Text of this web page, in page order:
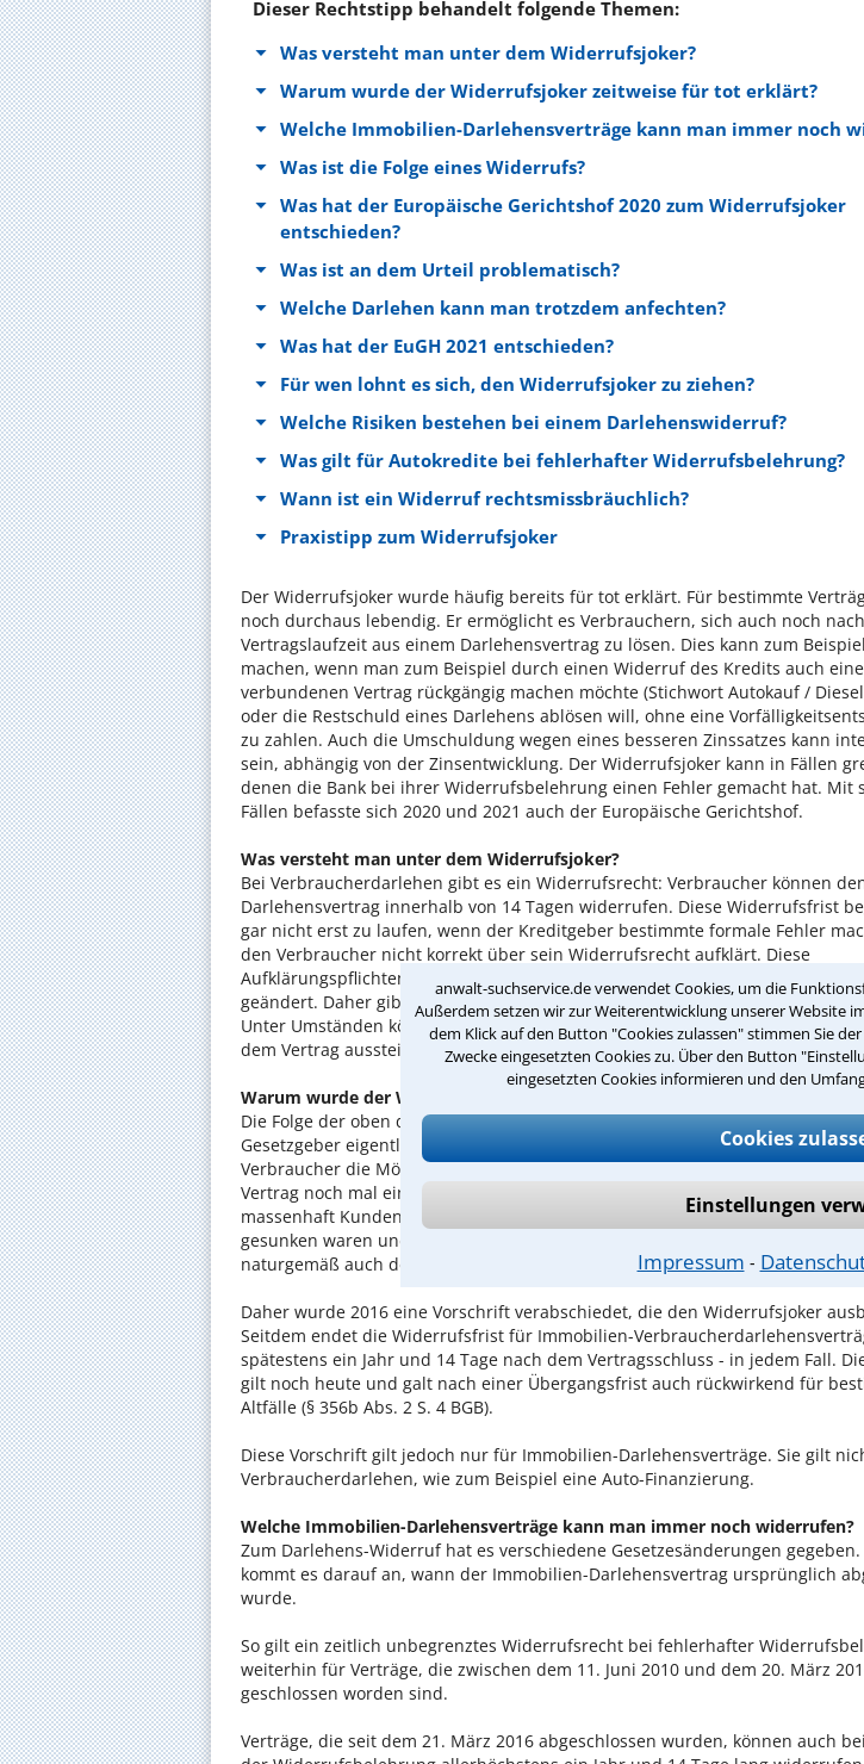
anwalt-suchservice.de verwendet Cookies, um die
Außerdem setzen wir zur Weiterentwicklung unserer Website
dem Klick auf den Button "Cookies zulassen" stimmen Sie
Zwecke eingesetzten Cookies zu. Über den Button
eingesetzten Cookies informieren und den
Cookies
Einstellungen
Impressum ⁃
Dieser Rechtstipp behandelt folgende Themen:
Was versteht man unter dem Widerrufsjoker?
Warum wurde der Widerrufsjoker zeitweise für tot erklärt?
Welche Immobilien-Darlehensverträge kann man immer noch
Was ist die Folge eines Widerrufs?
Was hat der Europäische Gerichtshof 2020 zum Widerrufsjoker
entschieden?
Was ist an dem Urteil problematisch?
Welche Darlehen kann man trotzdem anfechten?
Was hat der EuGH 2021 entschieden?
Für wen lohnt es sich, den Widerrufsjoker zu ziehen?
Welche Risiken bestehen bei einem Darlehenswiderruf?
Was gilt für Autokredite bei fehlerhafter Widerrufsbelehrung?
Wann ist ein Widerruf rechtsmissbräuchlich?
Praxistipp zum Widerrufsjoker
Der Widerrufsjoker wurde häufig bereits für tot erklärt. Für bestimmte
noch durchaus lebendig. Er ermöglicht es Verbrauchern, sich auch noch
Vertragslaufzeit aus einem Darlehensvertrag zu lösen. Dies kann zum
machen, wenn man zum Beispiel durch einen Widerruf des Kredits auch
verbundenen Vertrag rückgängig machen möchte (Stichwort Autokauf /
oder die Restschuld eines Darlehens ablösen will, ohne eine
zu zahlen. Auch die Umschuldung wegen eines besseren Zinssatzes kann
sein, abhängig von der Zinsentwicklung. Der Widerrufsjoker kann in Fällen
denen die Bank bei ihrer Widerrufsbelehrung einen Fehler gemacht hat. Mit
Fällen befasste sich 2020 und 2021 auch der Europäische Gerichtshof.
Was versteht man unter dem Widerrufsjoker?
Bei Verbraucherdarlehen gibt es ein Widerrufsrecht: Verbraucher können
Darlehensvertrag innerhalb von 14 Tagen widerrufen. Diese Widerrufsfrist
gar nicht erst zu laufen, wenn der Kreditgeber bestimmte formale Fehler
den Verbraucher nicht korrekt über sein Widerrufsrecht aufklärt. Diese
Aufklärungspflichten sind umfangreich und haben sich über die Jahre immer
geändert. Daher gibt es fast keine formal korrekte Widerrufsbelehrung. Das
Unter Umständen können Verbraucher noch Jahre später den Widerruf
dem Vertrag aussteigen - wenn ihnen zum Beispiel die Zinsen zu hoch
Warum wurde der Widerrufsjoker zeitweise für tot erklärt?
Die Folge der oben dargestellten Situation war ein "ewiges Widerrufsrecht",
Gesetzgeber eigentlich so gar nicht beabsichtigt hatte. Eigentlich hatte man
Verbraucher die Möglichkeit geben wollen, es sich nach einem übereilt
Vertrag noch mal ein paar Tage lang zu überlegen. Nicht beabsichtigt war,
massenhaft Kunden auch noch nach Jahren aus den Verträgen ausstiegen,
gesunken waren und es überall billiges Geld zu leihen gab. Diese Situation
naturgemäß auch den Geldinstituten.
Daher wurde 2016 eine Vorschrift verabschiedet, die den Widerrufsjoker
Seitdem endet die Widerrufsfrist für Immobilien-
spätestens ein Jahr und 14 Tage nach dem Vertragsschluss - in jedem Fall.
gilt noch heute und galt nach einer Übergangsfrist auch rückwirkend für
Altfälle (§ 356b Abs. 2 S. 4 BGB).
Diese Vorschrift gilt jedoch nur für Immobilien-Darlehensverträge. Sie gilt
Verbraucherdarlehen, wie zum Beispiel eine Auto-Finanzierung.
Welche Immobilien-Darlehensverträge kann man immer noch widerrufen?
Zum Darlehens-Widerruf hat es verschiedene Gesetzesänderungen
kommt es darauf an, wann der Immobilien-Darlehensvertrag ursprünglich
wurde.
So gilt ein zeitlich unbegrenztes Widerrufsrecht bei fehlerhafter
weiterhin für Verträge, die zwischen dem 11. Juni 2010 und dem 20. März
geschlossen worden sind.
Verträge, die seit dem 21. März 2016 abgeschlossen wurden, können auch